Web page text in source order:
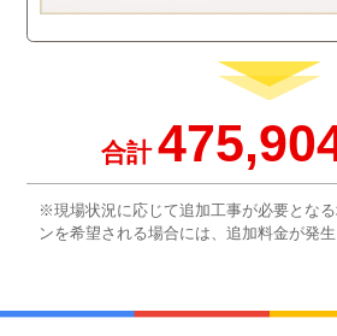
合計
※現場状況に応じて追加工事が必要とな
ンを希望される場合には、追加料金が発生